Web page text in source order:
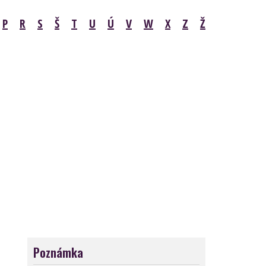
P R S Š T U Ú V W X Z Ž
Poznámka